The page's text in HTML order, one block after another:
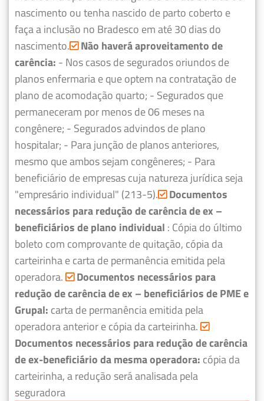
nascimento ou tenha nascido de parto coberto e
faça a inclusão no Bradesco em até 30 dias do
nascimento. Não haverá aproveitamento de
carência: - Nos casos de segurados oriundos de
planos enfermaria e que optem na contratação de
plano de acomodação quarto; - Segurados que
permaneceram por menos de 06 meses na
congênere; - Segurados advindos de plano
hospitalar; - Para junção de planos anteriores,
mesmo que ambos sejam congêneres; - Para
beneficiário de empresas cuja natureza jurídica seja
"empresário individual" (213-5). Documentos
necessários para redução de carência de ex –
beneficiários de plano individual : Cópia do último
boleto com comprovante de quitação, cópia da
carteirinha e carta de permanência emitida pela
operadora.
Documentos necessários para
redução de carência de ex – beneficiários de PME e
Grupal: carta de permanência emitida pela
operadora anterior e cópia da carteirinha.
Documentos necessários para redução de carência
de ex-beneficiário da mesma operadora: cópia da
carteirinha, a redução será analisada pela
seguradora